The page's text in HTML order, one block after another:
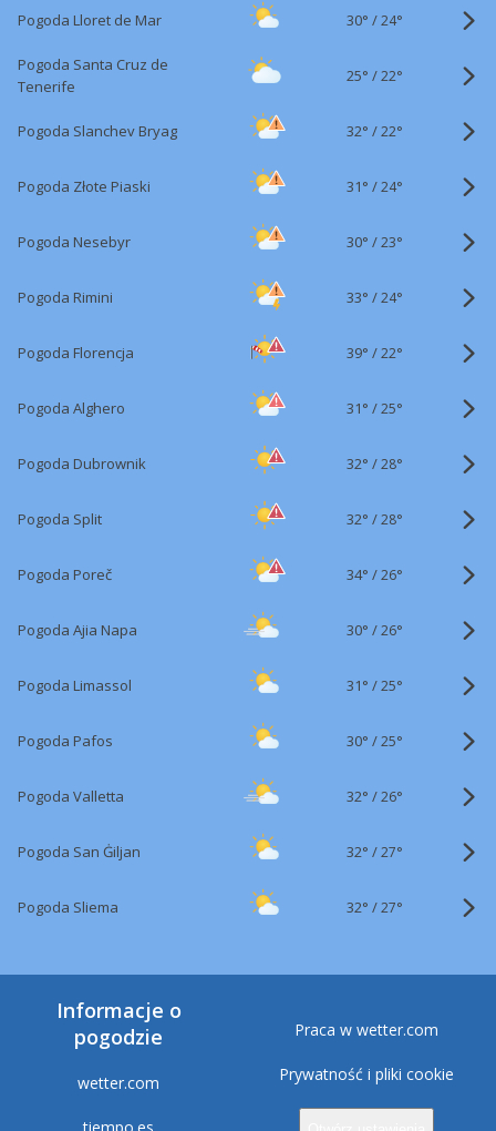
Pogoda Lloret de Mar 30° /24°
Pogoda Santa Cruz de
Tenerife
25° /22°
Pogoda Slanchev Bryag 32° /22°
Pogoda Złote Piaski 31° /24°
Pogoda Nesebyr 30° /23°
Pogoda Rimini 33° /24°
Pogoda Florencja 39° /22°
Pogoda Alghero 31° /25°
Pogoda Dubrownik 32° /28°
Pogoda Split 32° /28°
Pogoda Poreč 34° /26°
Pogoda Ajia Napa 30° /26°
Pogoda Limassol 31° /25°
Pogoda Pafos 30° /25°
Pogoda Valletta 32° /26°
Pogoda San Ġiljan 32° /27°
Pogoda Sliema 32° /27°
Informacje o
pogodzie
wetter.com
Praca w wetter.com
Prywatność i pliki cookie